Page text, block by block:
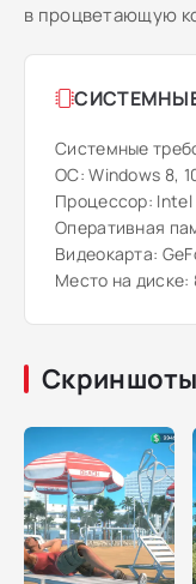
в процветающую
Системные
ОС: Windows 8,
Процессор: Intel
Оперативная
Видеокарта:
Место на диске:
Скриншоты